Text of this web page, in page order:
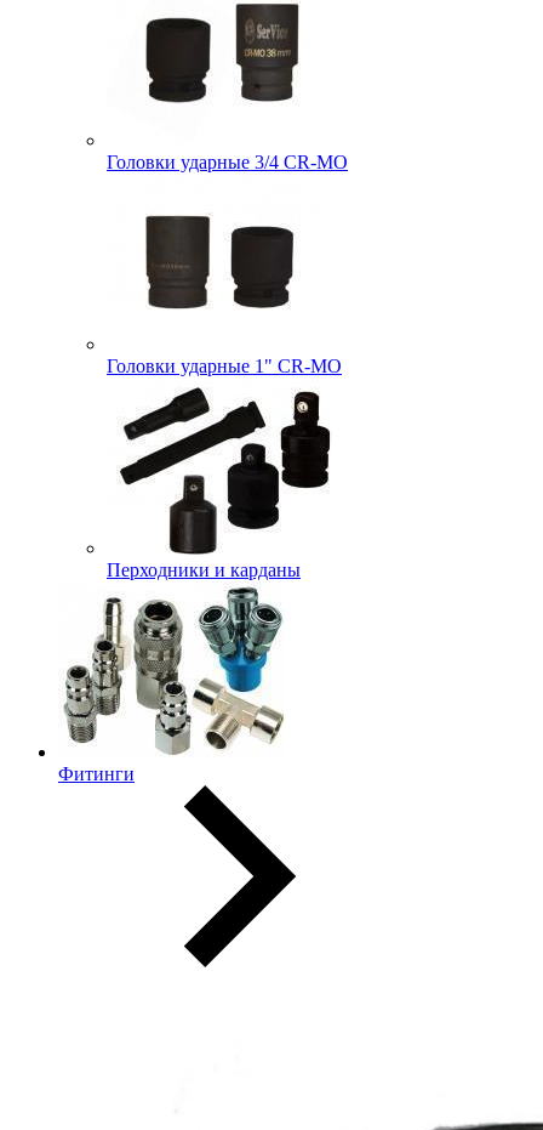
Головки ударные 3/4 CR-MO
Головки ударные 1" CR-MO
Перходники и карданы
Фитинги